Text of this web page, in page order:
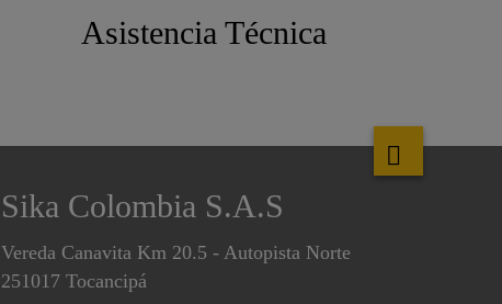
Asistencia Técnica
Sika Colombia S.A.S
Vereda Canavita Km 20.5 - Autopista Norte
251017 Tocancipá